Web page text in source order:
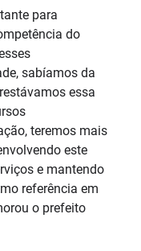
para
do
sabíamos da
essa
teremos mais
este
e mantendo
referência em
o prefeito